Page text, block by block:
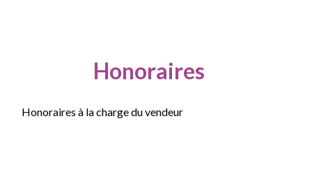
Honoraires
Honoraires à la charge du vendeur